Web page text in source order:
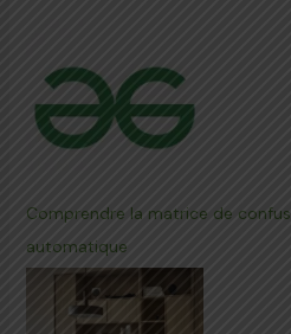
Comprendre la matrice de
automatique